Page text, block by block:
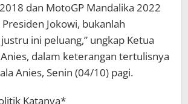
dan MotoGP Mandalika 2022
Jokowi, bukanlah
ini peluang,” ungkap Ketua
dalam keterangan tertulisnya
Anies, Senin (04/10) pagi.
Katanya*